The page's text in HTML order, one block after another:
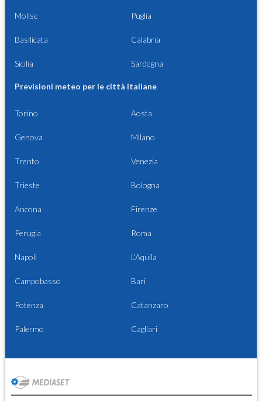
Molise Puglia
Basilicata Calabria
Sicilia Sardegna
Previsioni meteo per le città italiane
Torino Aosta
Genova Milano
Trento Venezia
Trieste Bologna
Ancona Firenze
Perugia Roma
Napoli L'Aquila
Campobasso Bari
Potenza Catanzaro
Palermo Cagliari